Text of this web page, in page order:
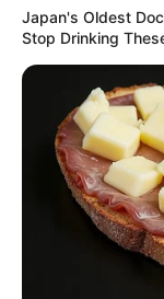
Japan's Oldest
Stop Drinking